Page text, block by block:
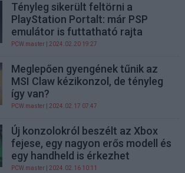
Tényleg sikerült feltörni a
PlayStation Portalt: már PSP
emulátor is futtatható rajta
PCW.master | 2024.02.20 19:27
Meglepően gyengének tűnik az
MSI Claw kézikonzol, de tényleg
így van?
PCW.master | 2024.02.17 07:47
Új konzolokról beszélt az Xbox
fejese, egy nagyon erős modell és
egy handheld is érkezhet
PCW.master | 2024.02.16 10:11